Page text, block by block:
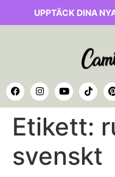
UPPTÄCK DINA
Etikett:
svenskt